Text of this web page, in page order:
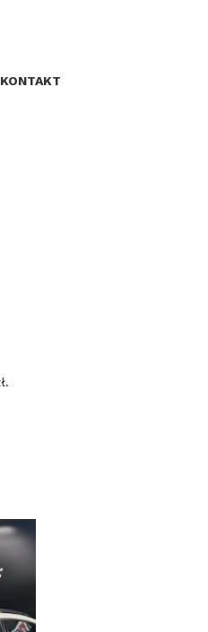
KONTAKT